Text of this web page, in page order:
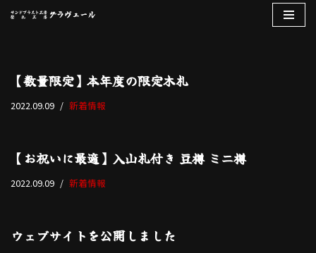
テ
ン
ツ
キ
ッ
【数量限定】本年度の限定木札
2022.09.09 新着情報
【お祝いに最適】入山札付き 豆樽 ミニ樽
2022.09.09 新着情報
ウェブサイトを公開しました